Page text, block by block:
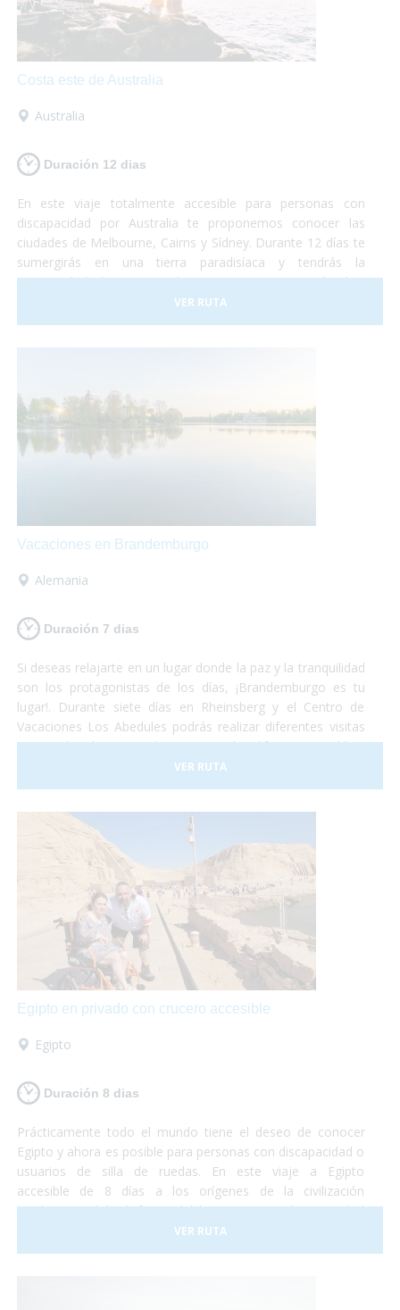
Costa este de Australia
Australia
Duración 12 dias
En este viaje totalmente accesible para personas con
discapacidad por Australia te proponemos conocer las
ciudades de Melbourne, Cairns y Sídney. Durante 12 días te
sumergirás en una tierra paradisíaca y tendrás la
oportunidad de conocer los imponentes 12 apóstoles,
nadar en la gran barrera de coral, conocer la fauna local y
pasar unos días fantásticos en la ciudad de
VER RUTA
Vacaciones en Brandemburgo
Alemania
Duración 7 dias
Si deseas relajarte en un lugar donde la paz y la tranquilidad
son los protagonistas de los días, ¡Brandemburgo es tu
lugar!. Durante siete días en Rheinsberg y el Centro de
Vacaciones Los Abedules podrás realizar diferentes visitas
tanto culturales como deportivas en los difernetes pueblos,
lagos y bosques frondosos. Todas las actividades te
fascinarán y son accesibles para personas con discapacidad
VER RUTA
Egipto en privado con crucero accesible
Egipto
Duración 8 dias
Prácticamente todo el mundo tiene el deseo de conocer
Egipto y ahora es posible para personas con discapacidad o
usuarios de silla de ruedas. En este viaje a Egipto
accesible de 8 días a los orígenes de la civilización
moderna podrás disfrutar del hermosa y "caótica" ciudad
de El Cairo para luego adentrarte por el Nilo a descubrir los
tesoros que alberga este país. Egipto es un lugar fantástico
VER RUTA